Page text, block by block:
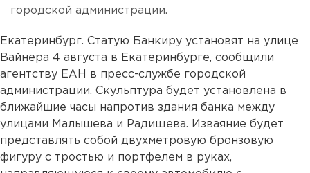
городской администрации.
Екатеринбург. Статую Банкиру установят на улице
Вайнера 4 августа в Екатеринбурге, сообщили
агентству ЕАН в пресс-службе городской
администрации. Скульптура будет установлена в
ближайшие часы напротив здания банка между
улицами Малышева и Радищева. Изваяние будет
представлять собой двухметровую бронзовую
фигуру с тростью и портфелем в руках,